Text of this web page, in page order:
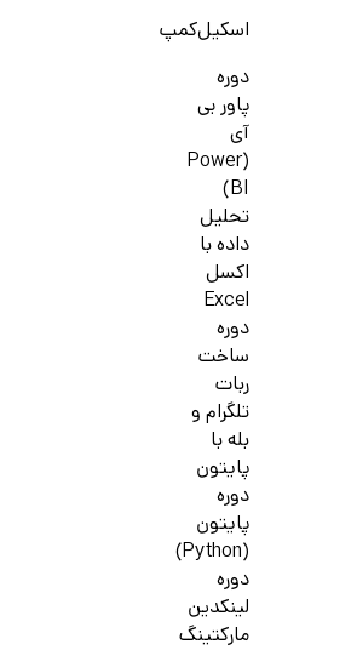
اسکیل‌کمپ
دوره
پاور بی
آی
(Power
BI)
تحلیل
داده با
اکسل
Excel
دوره
ساخت
ربات
تلگرام و
بله با
پایتون
دوره
پایتون
(Python)
دوره
لینکدین
مارکتینگ